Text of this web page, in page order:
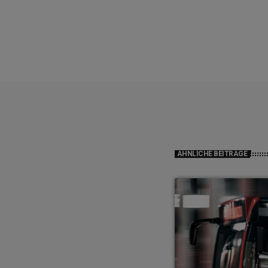
ÄHNLICHE BEITRÄGE